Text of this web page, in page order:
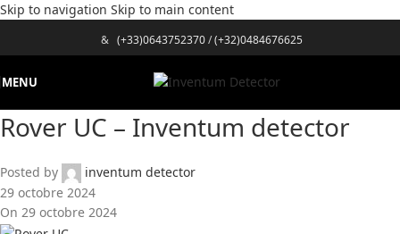
Skip to navigation Skip to main content
& (+33)0643752370/(+32)0484676625
MENU
Rover UC – Inventum detector
Posted by
inventum detector
29 octobre 2024
On 29 octobre 2024